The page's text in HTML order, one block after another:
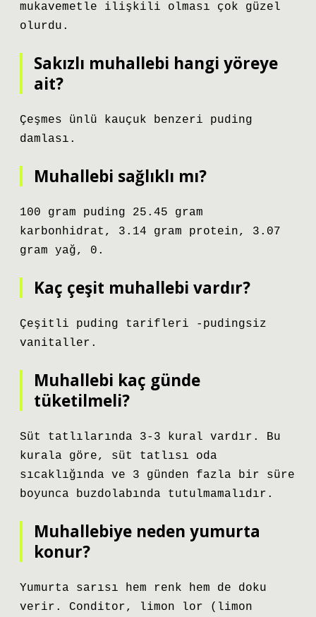
mukavemetle ilişkili olması çok güzel
olurdu.
Sakızlı muhallebi hangi yöreye
ait?
Çeşmes ünlü kauçuk benzeri puding
damlası.
Muhallebi sağlıklı mı?
100 gram puding 25.45 gram
karbonhidrat, 3.14 gram protein, 3.07
gram yağ, 0.
Kaç çeşit muhallebi vardır?
Çeşitli puding tarifleri -pudingsiz
vanitaller.
Muhallebi kaç günde
tüketilmeli?
Süt tatlılarında 3-3 kural vardır. Bu
kurala göre, süt tatlısı oda
sıcaklığında ve 3 günden fazla bir süre
boyunca buzdolabında tutulmamalıdır.
Muhallebiye neden yumurta
konur?
Yumurta sarısı hem renk hem de doku
verir. Conditor, limon lor (limon